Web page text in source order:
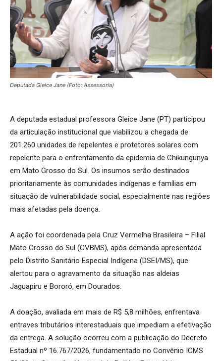
Deputada Gleice Jane (Foto: Assessoria)
A deputada estadual professora Gleice Jane (PT) participou
da articulação institucional que viabilizou a chegada de
201.260 unidades de repelentes e protetores solares com
repelente para o enfrentamento da epidemia de Chikungunya
em Mato Grosso do Sul. Os insumos serão destinados
prioritariamente às comunidades indígenas e famílias em
situação de vulnerabilidade social, especialmente nas regiões
mais afetadas pela doença.
A ação foi coordenada pela Cruz Vermelha Brasileira – Filial
Mato Grosso do Sul (CVBMS), após demanda apresentada
pelo Distrito Sanitário Especial Indígena (DSEI/MS), que
alertou para o agravamento da situação nas aldeias
Jaguapiru e Bororó, em Dourados.
A doação, avaliada em mais de R$ 5,8 milhões, enfrentava
entraves tributários interestaduais que impediam a efetivação
da entrega. A solução ocorreu com a publicação do Decreto
Estadual nº 16.767/2026, fundamentado no Convênio ICMS